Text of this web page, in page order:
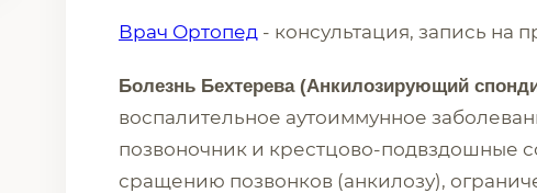
Врач Ортопед - консультация, запись на
Болезнь Бехтерева (Анкилозирующий
воспалительное аутоиммунное
позвоночник и крестцово-подвздошные
сращению позвонков (анкилозу),